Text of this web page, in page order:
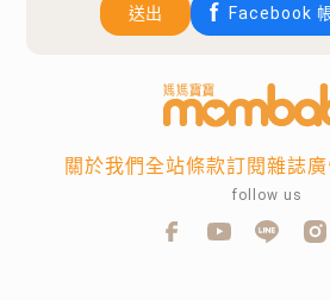
送出 Facebook
關於我們全站條款訂閱雜誌
follow us